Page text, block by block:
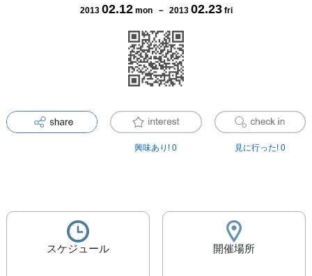
2013 02.12 mon－ 2013 02.23 fri
興味あり! 0 見に行った! 0
スケジュール 開催場所